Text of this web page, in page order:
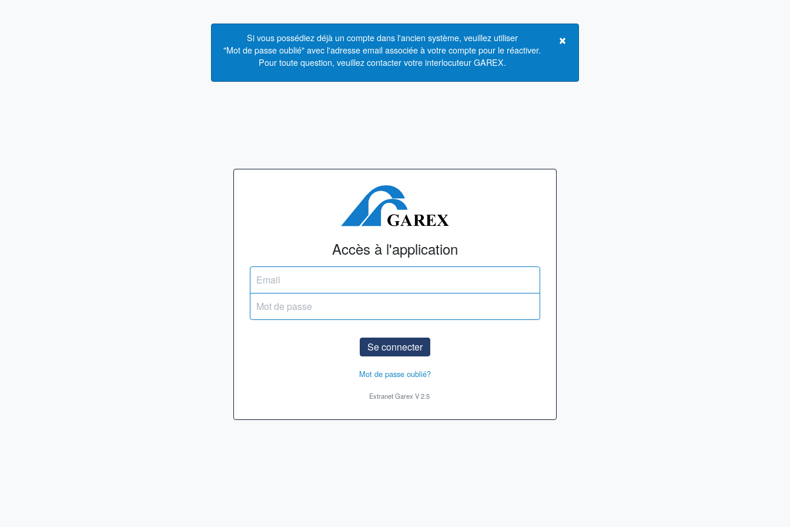
×
Si vous possédiez déjà un compte dans l'ancien système, veuillez utiliser
"Mot de passe oublié" avec l'adresse email associée à votre compte pour le réactiver.
Pour toute question, veuillez contacter votre interlocuteur GAREX.
Accès à l'application
Se connecter
Mot de passe oublié?
Extranet Garex V 2.5